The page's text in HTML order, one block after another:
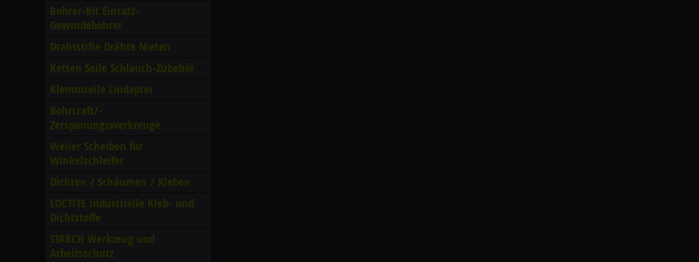
Bohrer-Bit Einsatz-
Gewindebohrer
Drahtstifte Drähte Nieten
Ketten Seile Schlauch-Zubehör
Klemmteile Lindapter
Bohrcraft/­
Zerspanungswerkzeuge
Weiler Scheiben für
Winkelschleifer
Dichten /­ Schäumen /­ Kleben
LOCTITE Industrielle Kleb- und
Dichtstoffe
STARCH Werkzeug und
Arbeitsschutz